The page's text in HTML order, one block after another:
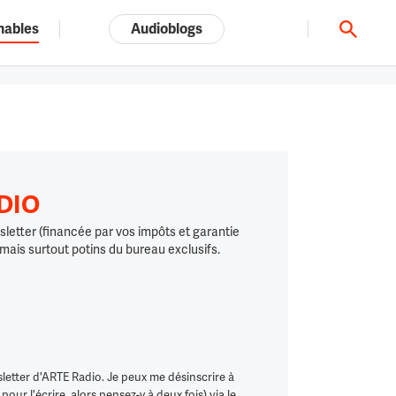
Tout l'univers ARTE.tv
Audioblogs
(financée par vos impôts et garantie
surtout potins du bureau exclusifs.
d'ARTE Radio. Je peux me désinscrire à